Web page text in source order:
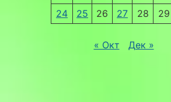
24
25 26 27 28 29
« Окт Дек »